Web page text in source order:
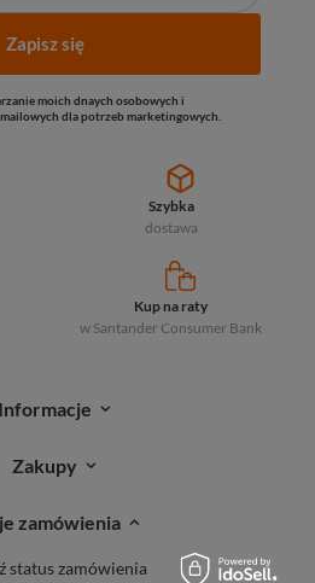
Zapisz się
moich dnaych osobowych i
dla potrzeb marketingowych.
Szybka
dostawa
Kup na raty
w Santander Consumer Bank
Informacje
Zakupy
zamówienia
status zamówienia